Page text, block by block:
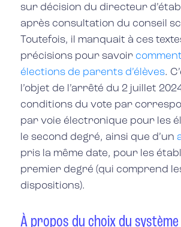
sur décision du directeur
après consultation du conseil
Toutefois, il manquait à ces
précisions pour savoir
élections de parents d’élèves.
l’objet de l’arrêté du 2 juillet
conditions du vote par
par voie électronique pour les
le second degré, ainsi que d’un
pris la même date, pour les
premier degré (qui comprend
dispositions).
À propos du choix du